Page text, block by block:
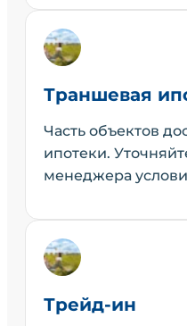
Траншевая
Часть объектов
ипотеки.
менеджера
Трейд-ин